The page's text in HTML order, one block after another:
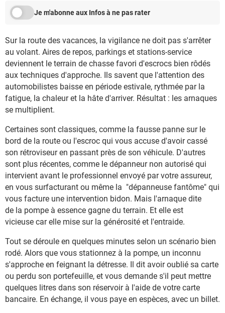
Je m'abonne aux Infos à ne pas rater
Sur la route des vacances, la vigilance ne doit pas s'arrêter
au volant. Aires de repos, parkings et stations-service
deviennent le terrain de chasse favori d'escrocs bien rôdés
aux techniques d'approche. Ils savent que l'attention des
automobilistes baisse en période estivale, rythmée par la
fatigue, la chaleur et la hâte d'arriver. Résultat : les arnaques
se multiplient.
Certaines sont classiques, comme la fausse panne sur le
bord de la route ou l'escroc qui vous accuse d'avoir cassé
son rétroviseur en passant près de son véhicule. D'autres
sont plus récentes, comme le dépanneur non autorisé qui
intervient avant le professionnel envoyé par votre assureur,
en vous surfacturant ou même la "dépanneuse fantôme" qui
vous facture une intervention bidon. Mais l'arnaque dite
de la pompe à essence gagne du terrain. Et elle est
vicieuse car elle mise sur la générosité et l'entraide.
Tout se déroule en quelques minutes selon un scénario bien
rodé. Alors que vous stationnez à la pompe, un inconnu
s'approche en feignant la détresse. Il dit avoir oublié sa carte
ou perdu son portefeuille, et vous demande s'il peut mettre
quelques litres dans son réservoir à l'aide de votre carte
bancaire. En échange, il vous paye en espèces, avec un billet.